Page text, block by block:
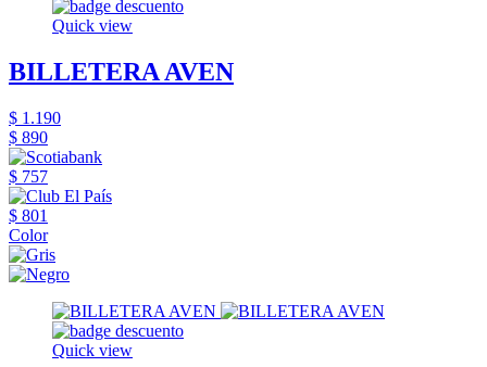
Quick view
BILLETERA AVEN
$ 1.190
$ 890
$ 757
$ 801
Color
Quick view